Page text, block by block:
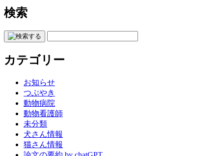
検索
カテゴリー
お知らせ
つぶやき
動物病院
動物看護師
未分類
犬さん情報
猫さん情報